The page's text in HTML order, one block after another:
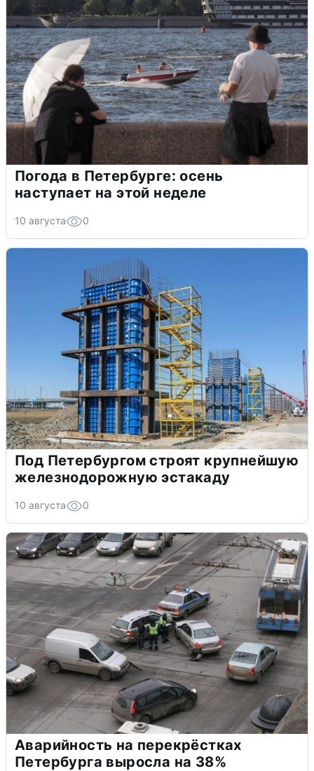
Погода в Петербурге: осень
наступает на этой неделе
10 августа 0
Под Петербургом строят крупнейшую
железнодорожную эстакаду
10 августа 0
Аварийность на перекрёстках
Петербурга выросла на 38%